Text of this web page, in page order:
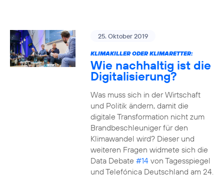
25. Oktober 2019
KLIMAKILLER ODER KLIMARETTER:
Wie nachhaltig ist die
Digitalisierung?
Was muss sich in der Wirtschaft
und Politik ändern, damit die
digitale Transformation nicht zum
Brandbeschleuniger für den
Klimawandel wird? Dieser und
weiteren Fragen widmete sich die
Data Debate #14von Tagesspiegel
und Telefónica Deutschland am 24.